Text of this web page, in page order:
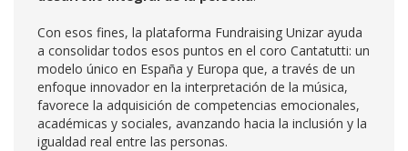
Con esos fines, la plataforma Fundraising Unizar ayuda
a consolidar todos esos puntos en el coro Cantatutti: un
modelo único en España y Europa que, a través de un
enfoque innovador en la interpretación de la música,
favorece la adquisición de competencias emocionales,
académicas y sociales, avanzando hacia la inclusión y la
igualdad real entre las personas.